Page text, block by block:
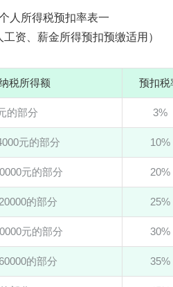
人所得税预扣率表一
工资、薪金所得预扣预缴适用）
税所得额 预扣税
的部分 3%
元的部分 10%
元的部分 20%
的部分 25%
元的部分 30%
的部分 35%